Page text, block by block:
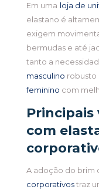
Em uma loja de
elastano é
exigem
bermudas e até
tanto a
masculino robusto
feminino com
com
A adoção do brim
corporativostraz